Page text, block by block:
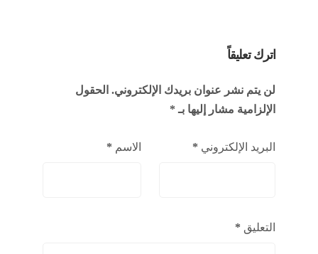
اترك تعليقاً
لن يتم نشر عنوان بريدك الإلكتروني. الحقول
الإلزامية مشار إليها بـ *
الاسم * البريد الإلكتروني *
التعليق *